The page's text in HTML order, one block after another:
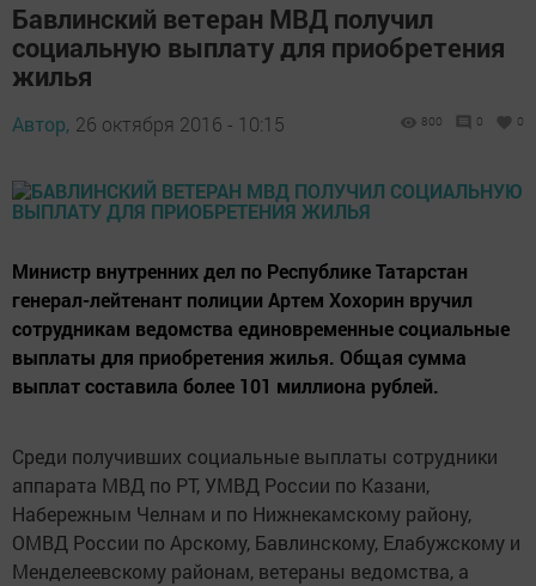
Бавлинский ветеран МВД получил
социальную выплату для приобретения
жилья
Автор, 26 октября 2016 - 10:15 800 0 0
Министр внутренних дел по Республике Татарстан
генерал-лейтенант полиции Артем Хохорин вручил
сотрудникам ведомства единовременные социальные
выплаты для приобретения жилья. Общая сумма
выплат составила более 101 миллиона рублей.
Среди получивших социальные выплаты сотрудники
аппарата МВД по РТ, УМВД России по Казани,
Набережным Челнам и по Нижнекамскому району,
ОМВД России по Арскому, Бавлинскому, Елабужскому и
Менделеевскому районам, ветераны ведомства, а